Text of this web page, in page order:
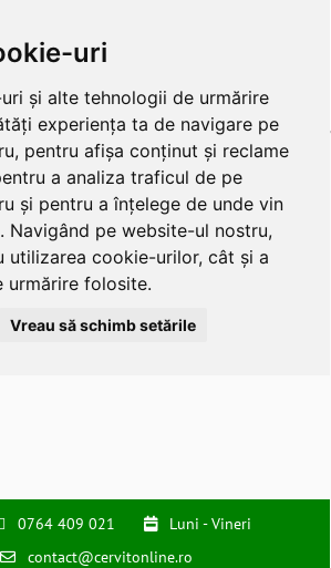
uri
și alte tehnologii de urmărire
experiența ta de navigare pe
pentru afișa conținut și reclame
a analiza traficul de pe
și pentru a înțelege de unde vin
pe website-ul nostru,
utilizarea cookie-urilor, cât și a
urmărire folosite.
Vreau să schimb setările
0764 409 021
Luni - Vineri
contact@cervitonline.ro